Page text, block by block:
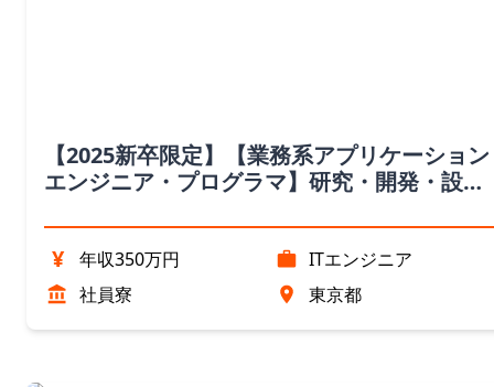
【2025新卒限定】【業務系アプリケーション
エンジニア・プログラマ】研究・開発・設計
¥
年収350万円
ITエンジニア
社員寮
東京都